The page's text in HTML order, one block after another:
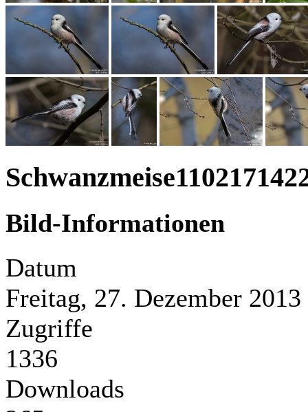
Bild-Informationen
Datum
Freitag, 27. Dezember 2013
Zugriffe
1336
Downloads